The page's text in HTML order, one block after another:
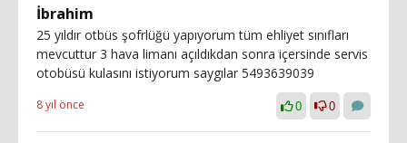
İbrahim
25 yıldır otbüs şofrlüğü yapıyorum tüm ehliyet sınıfları
mevcuttur 3 hava limanı açıldıkdan sonra içersinde servis
otobüsü kulasını istiyorum saygılar 5493639039
8 yıl önce 0 0